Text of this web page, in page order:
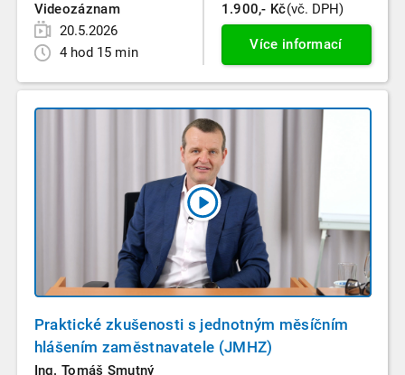
Videozáznam
20.5.2026
4 hod 15 min
1.900,- Kč(vč. DPH)
Více informací
Praktické zkušenosti s jednotným měsíčním
hlášením zaměstnavatele (JMHZ)
Ing. Tomáš Smutný